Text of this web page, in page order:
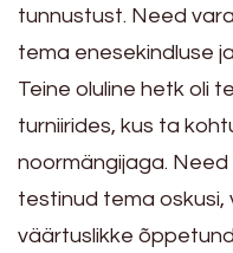
tunnustust. Need
tema enesekindluse
Teine oluline hetk oli
turniirides, kus ta
noormängijaga.
testinud tema
väärtuslikke